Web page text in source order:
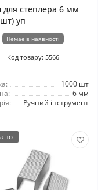
для степлера 6 мм
уп
Немає в наявності
Код товару: 5566
1000 шт
6 мм
Ручний інструмент